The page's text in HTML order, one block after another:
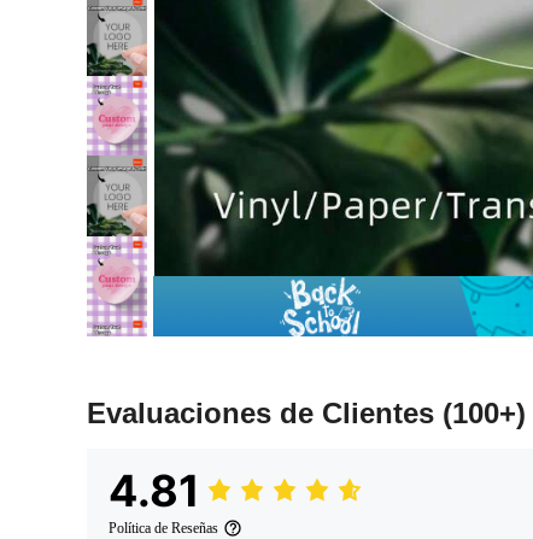
Evaluaciones de Clientes (100+)
4.81
Política de Reseñas